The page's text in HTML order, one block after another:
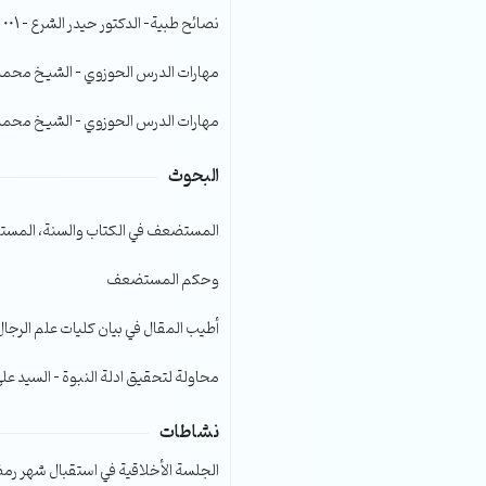
الصوت.نصائح طبية- الدكتور حيدر الشرع – 001
مهارات الدرس الحوزوي – الشيخ محمد
مهارات الدرس الحوزوي – الشيخ محمد
البحوث
المستضعف في الكتاب والسنة،
وحكم المستضعف
أطيب المقال في بيان كليات علم
محاولة لتحقيق ادلة النبوة – السيد
نشاطات
الجلسة الأخلاقية في استقبال شهر